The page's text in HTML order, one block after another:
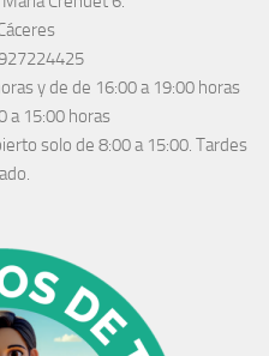
y de de 16:00 a 19:00 horas
a 15:00 horas
solo de 8:00 a 15:00. Tardes